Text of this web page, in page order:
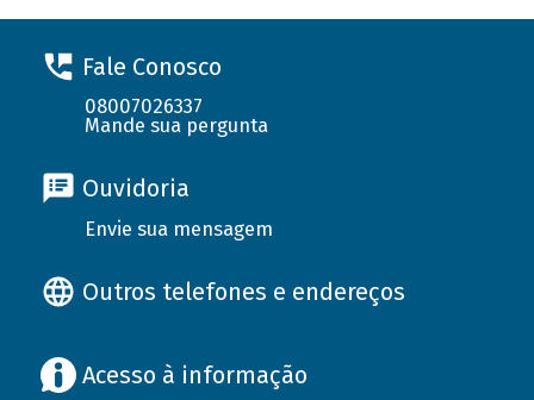
Fale Conosco
08007026337
Mande sua pergunta
Ouvidoria
Envie sua mensagem
Outros telefones e endereços
Acesso à informação